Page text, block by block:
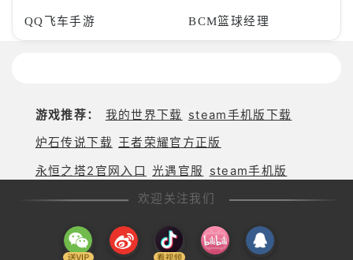
QQ飞车手游 BCM篮球经理
游戏推荐： 我的世界下载 steam手机版下载
炉石传说下载 王者荣耀官方正版
永恒之塔2官网入口 光遇官服
steam手机版
欢迎关注我们